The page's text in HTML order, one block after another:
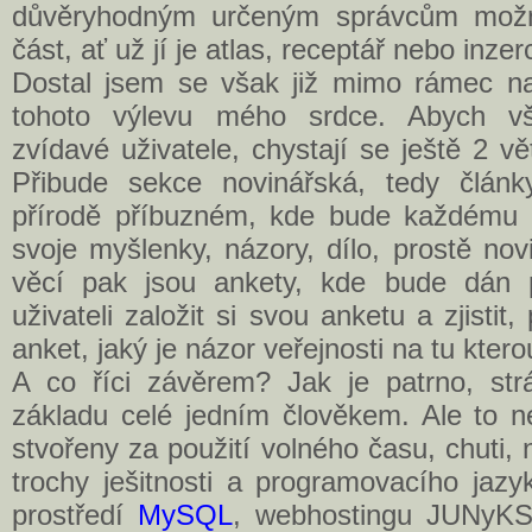
důvěryhodným určeným správcům
část, ať už jí je atlas, receptář nebo
Dostal jsem se však již mimo rámec
tohoto výlevu mého srdce. Abych
zvídavé uživatele, chystají se ještě 2
Přibude sekce novinářská, tedy
přírodě příbuzném, kde bude každému
svoje myšlenky, názory, dílo, prostě
věcí pak jsou ankety, kde bude dán
uživateli založit si svou anketu a zjistit,
anket, jaký je názor veřejnosti na tu
A co říci závěrem? Jak je patrno,
základu celé jedním člověkem. Ale to
stvořeny za použití volného času, chuti,
trochy ješitnosti a programovacího
prostředí MySQL, webhostingu